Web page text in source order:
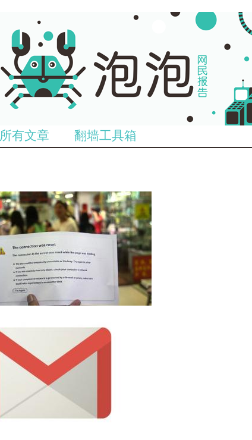
所有文章 翻墙工具箱